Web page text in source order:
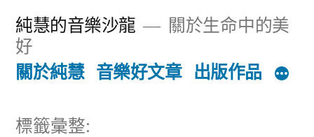
純慧的音樂沙龍
關於生命中的美
好
關於純慧 音樂好文章 出版作品
標籤彙整: